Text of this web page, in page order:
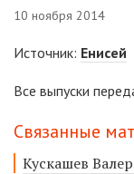
10 ноября 2014
Источник: Енисей
Все выпуски
Связанные
Кускашев